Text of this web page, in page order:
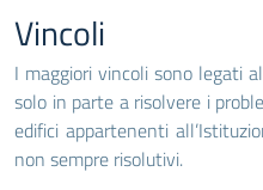
Vincoli
I maggiori vincoli sono legati
solo in parte a risolvere i
edifici appartenenti
non sempre risolutivi.